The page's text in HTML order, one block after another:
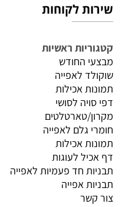
שירות לקוחות
קטגוריות ראשיות
מבצעי החודש
שוקולד לאפייה
תמונות אכילות
דפי סויה לסושי
מקרון/טארטלטים
חומרי גלם לאפייה
תמונות אכילות
דף אכיל לעוגות
תבניות חד פעמיות לאפייה
תבניות אפייה
צור קשר